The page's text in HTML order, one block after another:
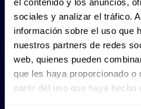
sociales y analizar el tráfico.
información sobre el uso que
nuestros partners de redes
web, quienes pueden
que les haya proporcionado o
partir del uso que haya hecho
Aktivität:
Überwiegend nacht-
besonders aktiv nach